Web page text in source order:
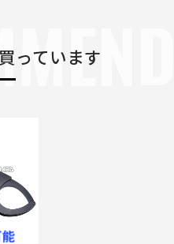
っています